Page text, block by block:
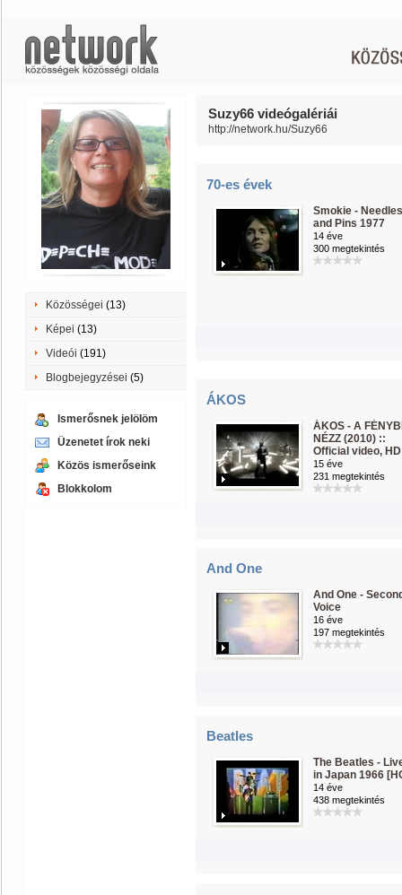
Közösségei (13)
Képei (13)
Videói (191)
Blogbejegyzései (5)
Ismerősnek jelölöm
Üzenetet írok neki
Közös ismerőseink
Blokkolom
Suzy66 videógalériái
http://network.hu/Suzy66
70-es évek
Smokie - Needles
and Pins 1977
14 éve
300 megtekintés
ÁKOS
ÁKOS - A
NÉZZ (2010) ::
Official video, HD
15 éve
231 megtekintés
And One
And One -
Voice
16 éve
197 megtekintés
Beatles
The Beatles -
in Japan 1966
14 éve
438 megtekintés